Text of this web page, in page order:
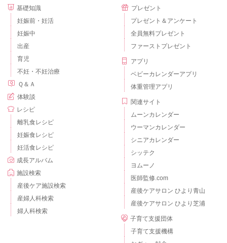
基礎知識
妊娠前・妊活
妊娠中
出産
育児
不妊・不妊治療
Ｑ＆Ａ
体験談
レシピ
離乳食レシピ
妊娠食レシピ
妊活食レシピ
成長アルバム
施設検索
産後ケア施設検索
産婦人科検索
婦人科検索
プレゼント
プレゼント＆アンケート
全員無料プレゼント
ファーストプレゼント
アプリ
ベビーカレンダーアプリ
体重管理アプリ
関連サイト
ムーンカレンダー
ウーマンカレンダー
シニアカレンダー
シッテク
ヨムーノ
医師監修.com
産後ケアサロン ひより青山
産後ケアサロン ひより芝浦
子育て支援団体
子育て支援機構